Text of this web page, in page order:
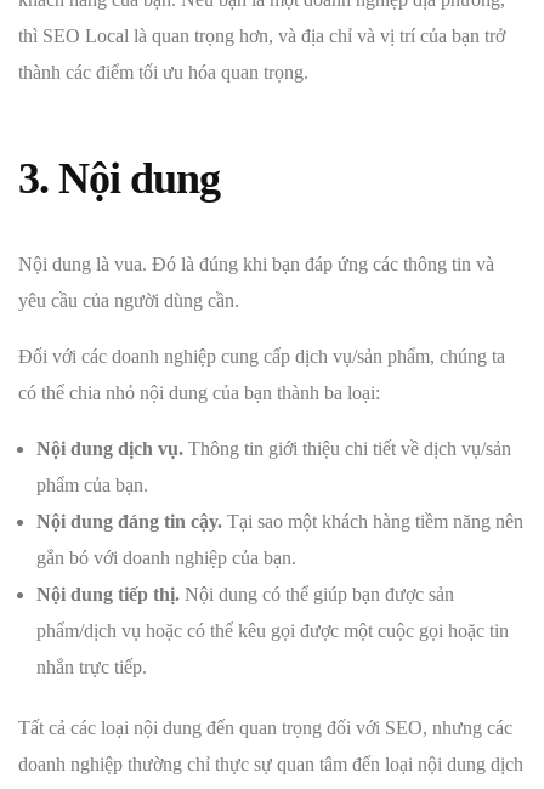
thì SEO Local là quan trọng hơn, và địa chỉ và vị trí của bạn trở
thành các điểm tối ưu hóa quan trọng.
3. Nội dung
Nội dung là vua. Đó là đúng khi bạn đáp ứng các thông tin và
yêu cầu của người dùng cần.
Đối với các doanh nghiệp cung cấp dịch vụ/sản phẩm, chúng ta
có thể chia nhỏ nội dung của bạn thành ba loại:
Nội dung dịch vụ. Thông tin giới thiệu chi tiết về dịch vụ/sản
phẩm của bạn.
Nội dung đáng tin cậy. Tại sao một khách hàng tiềm năng nên
gắn bó với doanh nghiệp của bạn.
Nội dung tiếp thị. Nội dung có thể giúp bạn được sản
phẩm/dịch vụ hoặc có thể kêu gọi được một cuộc gọi hoặc tin
nhắn trực tiếp.
Tất cả các loại nội dung đến quan trọng đối với SEO, nhưng các
doanh nghiệp thường chỉ thực sự quan tâm đến loại nội dung dịch